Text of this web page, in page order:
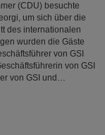
(CDU) besuchte
um sich über die
des internationalen
wurden die Gäste
von GSI
von GSI
von GSI und…